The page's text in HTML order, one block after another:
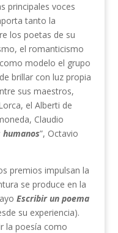
principales voces
tanto la
los poetas de su
el romanticismo
modelo el grupo
brillar con luz propia
sus maestros,
el Alberti de
Claudio
humanos”, Octavio
premios impulsan la
se produce en la
Escribir un poema
su experiencia).
la poesía como